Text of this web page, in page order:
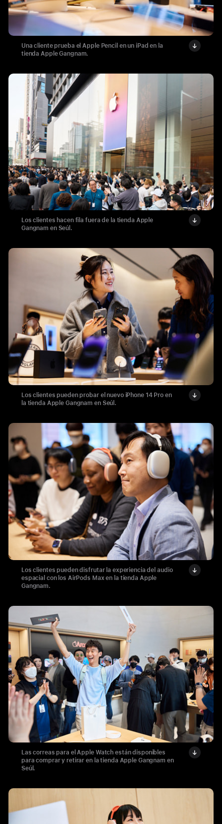
Una cliente prueba el Apple Pencil en un iPad en la
tienda Apple Gangnam.
Los clientes hacen fila fuera de la tienda Apple
Gangnam en Seúl.
Los clientes pueden probar el nuevo iPhone 14 Pro en
la tienda Apple Gangnam en Seúl.
Los clientes pueden disfrutar la experiencia del audio
espacial con los AirPods Max en la tienda Apple
Gangnam.
Las correas para el Apple Watch están disponibles
para comprar y retirar en la tienda Apple Gangnam en
Seúl.